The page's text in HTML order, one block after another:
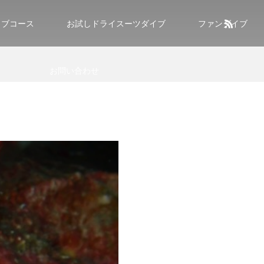
コース お試しドライスーツダイブ ファンダイブ